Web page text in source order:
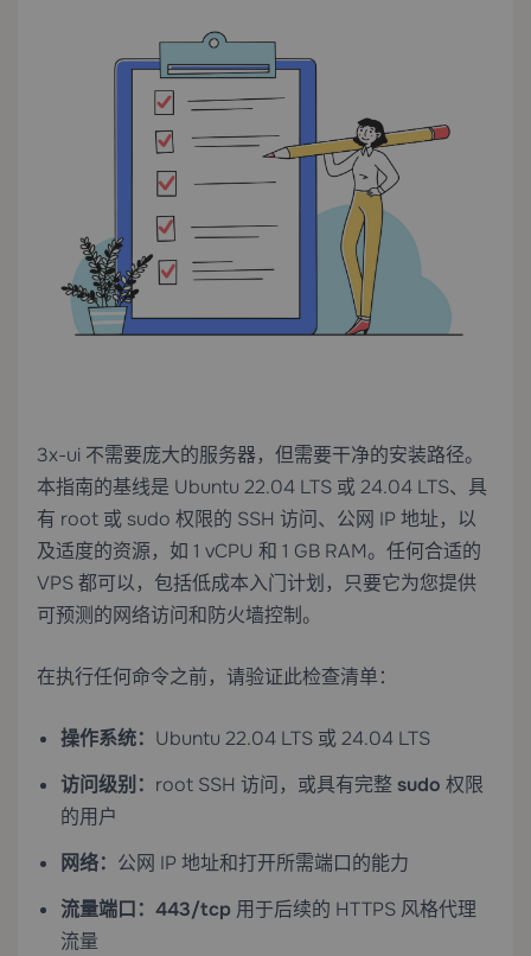
3x-ui 不需要庞大的服务器，但需要干净的安装路径。
本指南的基线是 Ubuntu 22.04 LTS 或 24.04 LTS、具
有 root 或 sudo 权限的 SSH 访问、公网 IP 地址，以
及适度的资源，如 1 vCPU 和 1 GB RAM。任何合适的
VPS 都可以，包括低成本入门计划，只要它为您提供
可预测的网络访问和防火墙控制。
在执行任何命令之前，请验证此检查清单：
操作系统： Ubuntu 22.04 LTS 或 24.04 LTS
访问级别： root SSH 访问，或具有完整 sudo 权限
的用户
网络： 公网 IP 地址和打开所需端口的能力
流量端口： 443/tcp 用于后续的 HTTPS 风格代理
流量